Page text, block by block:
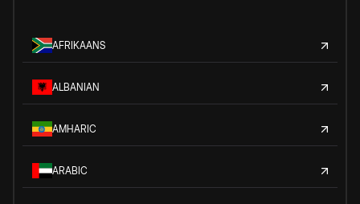
AFRIKAANS
ALBANIAN
AMHARIC
ARABIC